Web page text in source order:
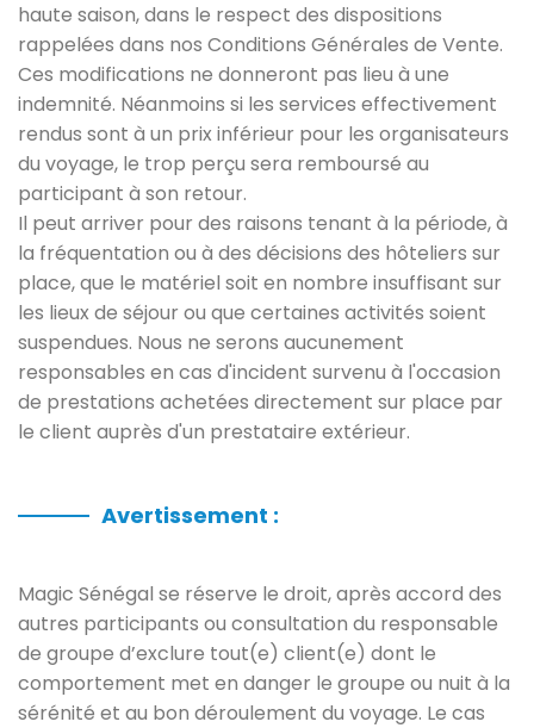
haute saison, dans le respect des dispositions
rappelées dans nos Conditions Générales de Vente.
Ces modifications ne donneront pas lieu à une
indemnité. Néanmoins si les services effectivement
rendus sont à un prix inférieur pour les organisateurs
du voyage, le trop perçu sera remboursé au
participant à son retour.
Il peut arriver pour des raisons tenant à la période, à
la fréquentation ou à des décisions des hôteliers sur
place, que le matériel soit en nombre insuffisant sur
les lieux de séjour ou que certaines activités soient
suspendues. Nous ne serons aucunement
responsables en cas d'incident survenu à l'occasion
de prestations achetées directement sur place par
le client auprès d'un prestataire extérieur.
Avertissement :
Magic Sénégal se réserve le droit, après accord des
autres participants ou consultation du responsable
de groupe d’exclure tout(e) client(e) dont le
comportement met en danger le groupe ou nuit à la
sérénité et au bon déroulement du voyage. Le cas